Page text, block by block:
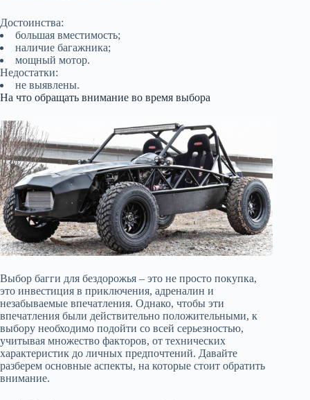
Достоинства:
большая вместимость;
наличие багажника;
мощный мотор.
Недостатки:
не выявлены.
На что обращать внимание во время выбора
Выбор багги для бездорожья – это не просто покупка,
это инвестиция в приключения, адреналин и
незабываемые впечатления. Однако, чтобы эти
впечатления были действительно положительными, к
выбору необходимо подойти со всей серьезностью,
учитывая множество факторов, от технических
характеристик до личных предпочтений. Давайте
разберем основные аспекты, на которые стоит обратить
внимание.